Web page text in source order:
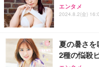
エンタメ
2024.8.2(金)
夏の暑さを
2種の悩殺